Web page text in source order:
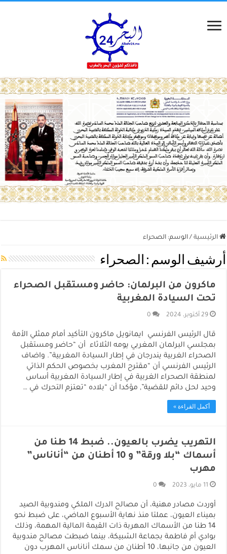
الرئيسية / الوسم:الصحراء
أرشيف الوسم : الصحراء
ماكرون من البرلمان: حاضر ومستقبل الصحراء
تحت السيادة المغربية
29 أكتوبر، 2024 0
قال الرئيس الفرنسي ايمانويل ماكرون التأكيد أمام ممثلي الأمة
بمجلسي البرلمان المغربي يومه الثلاثاء أن “حاضر ومستقبل
الصحراء الغربية يندرجان في إطار السيادة المغربية”. واضاف
الرئيس الفرنسي أن “مقترح المغرب بخصوص الحكم الذاتي
لمنطقة الصحراء الغربية في إطار السيادة المغربية أساس
وحيد لحل دائم للقضية”, مؤكدا أن “بلاده “تعتزم التحرك في …
أكمل القراءة »
التهريب يضرب بالعيون.. ضبط 14 طنا من
أسماك “بلا ورقة” و 10 أطنان من “أناناس”
مهرب
11 مايو، 2023 0
أوردت مصادر مهنية، أن مصالح الدرك الملكي ومندوبية الصيد
بميناء العيون، عملتا منذ نهاية الأسبوع الماضي، على ضبط نحو
14 طنا من الأسماك المهربة ذات القيمة المالية المهمة، وذلك
بوادي أم فاطمة بجماعة الشبيكة، بينما ضبطت مصالح مندوبية
العيون من جانبها، 10 أطنان من سمك أناناس المهرب دون